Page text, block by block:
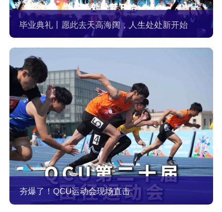
毕业典礼丨愿此去天高海阔，人生处处新开始
夯爆了！QCU运动会现场直击